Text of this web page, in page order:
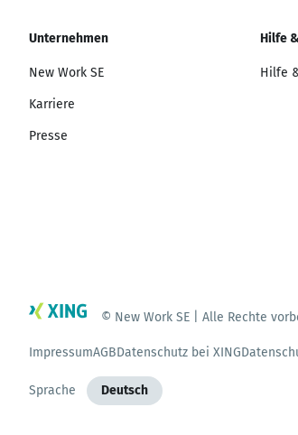
Unternehmen
New Work SE
Karriere
Presse
Hilfe
Hilfe
© New Work SE | Alle Rechte
ImpressumAGBDatenschutz bei XING
Sprache Deutsch